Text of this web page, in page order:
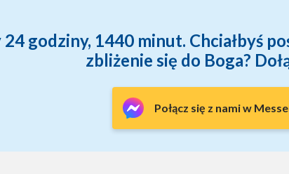
godziny, 1440 minut. Chciałbyś
zbliżenie się do Boga?
Połącz się z nami w